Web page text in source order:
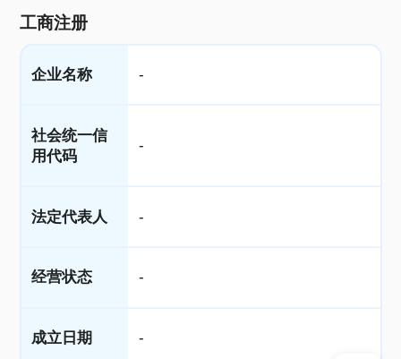
工商注册
企业名称 -
社会统一信
用代码
-
法定代表人 -
经营状态 -
成立日期 -